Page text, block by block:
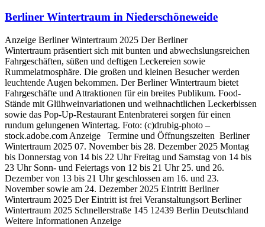
Berliner Wintertraum in Niederschöneweide
Anzeige Berliner Wintertraum 2025 Der Berliner
Wintertraum präsentiert sich mit bunten und abwechslungsreichen
Fahrgeschäften, süßen und deftigen Leckereien sowie
Rummelatmosphäre. Die großen und kleinen Besucher werden
leuchtende Augen bekommen. Der Berliner Wintertraum bietet
Fahrgeschäfte und Attraktionen für ein breites Publikum. Food-
Stände mit Glühweinvariationen und weihnachtlichen Leckerbissen
sowie das Pop-Up-Restaurant Entenbraterei sorgen für einen
rundum gelungenen Wintertag. Foto: (c)drubig-photo –
stock.adobe.com Anzeige Termine und Öffnungszeiten Berliner
Wintertraum 2025 07. November bis 28. Dezember 2025 Montag
bis Donnerstag von 14 bis 22 Uhr Freitag und Samstag von 14 bis
23 Uhr Sonn- und Feiertags von 12 bis 21 Uhr 25. und 26.
Dezember von 13 bis 21 Uhr geschlossen am 16. und 23.
November sowie am 24. Dezember 2025 Eintritt Berliner
Wintertraum 2025 Der Eintritt ist frei Veranstaltungsort Berliner
Wintertraum 2025 Schnellerstraße 145 12439 Berlin Deutschland
Weitere Informationen Anzeige